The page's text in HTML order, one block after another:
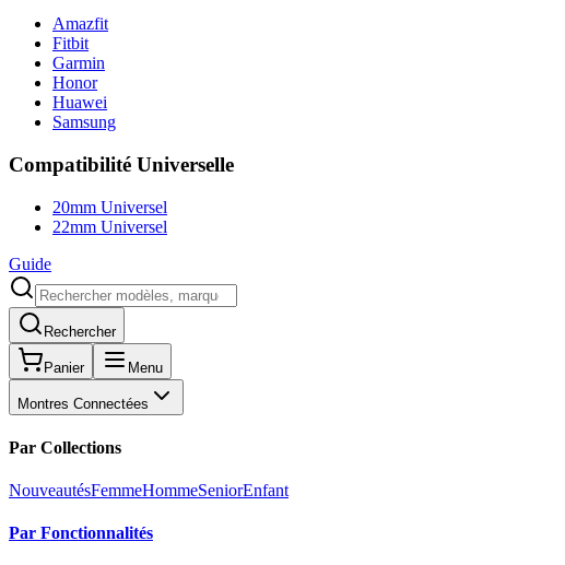
Amazfit
Fitbit
Garmin
Honor
Huawei
Samsung
Compatibilité Universelle
20mm Universel
22mm Universel
Guide
Rechercher
Panier Menu
Montres Connectées
Par Collections
NouveautésFemmeHommeSeniorEnfant
Par Fonctionnalités